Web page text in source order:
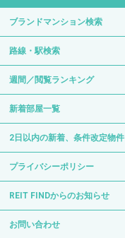
ブランドマンション検索
路線・駅検索
週間／閲覧ランキング
新着部屋一覧
2日以内の新着、条件改定物件
プライバシーポリシー
REIT FINDからのお知らせ
お問い合わせ